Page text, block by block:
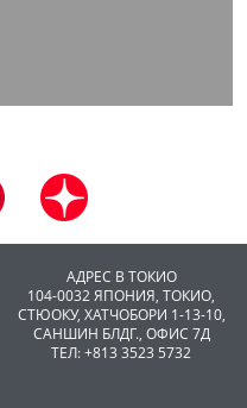
АДРЕС В ТОКИО
104-0032 ЯПОНИЯ, ТОКИО,
CТЮОКУ, ХАТЧОБОРИ 1-13-10,
САНШИН БЛДГ., ОФИС 7Д
ТЕЛ: +813 3523 5732